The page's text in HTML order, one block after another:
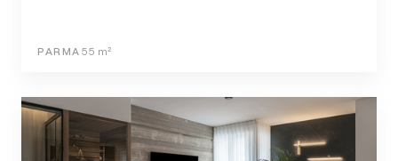
PARMA 55 m²